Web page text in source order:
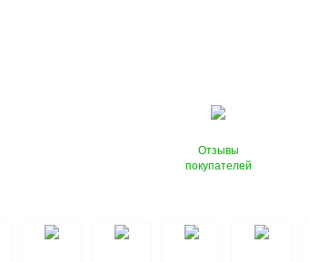
Отзывы
покупателей